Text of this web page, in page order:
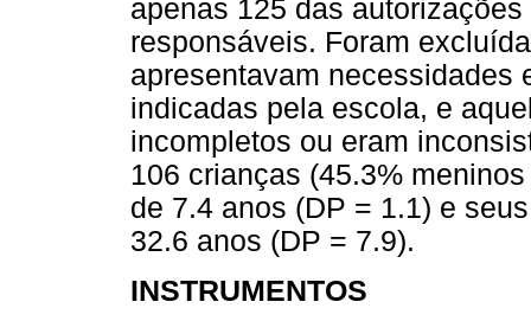
apenas 125 das
responsáveis. Foram
apresentavam necessidades
indicadas pela escola, e
incompletos ou eram
106 crianças (45.3%
de 7.4 anos (DP = 1.1) e
32.6 anos (DP = 7.9).
INSTRUMENTOS